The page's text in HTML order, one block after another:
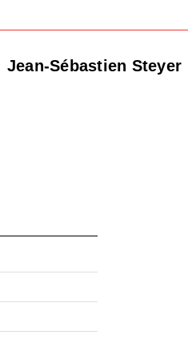
Jean-Sébastien Steyer